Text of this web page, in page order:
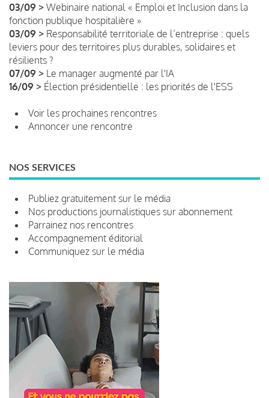
03/09 > Webinaire national « Emploi et Inclusion dans la
fonction publique hospitalière »
03/09 > Responsabilité territoriale de l’entreprise : quels
leviers pour des territoires plus durables, solidaires et
résilients ?
07/09 > Le manager augmenté par l'IA
16/09 > Élection présidentielle : les priorités de l'ESS
Voir les prochaines rencontres
Annoncer une rencontre
NOS SERVICES
Publiez gratuitement sur le média
Nos productions journalistiques sur abonnement
Parrainez nos rencontres
Accompagnement éditorial
Communiquez sur le média